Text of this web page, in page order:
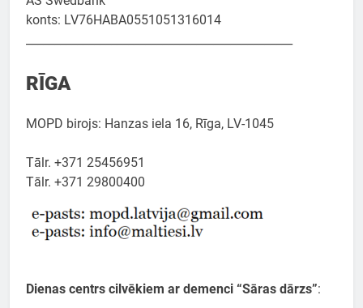
konts: LV76HABA0551051316014
RĪGA
MOPD birojs: Hanzas iela 16, Rīga, LV-1045
Tālr. +371 25456951
Tālr. +371 29800400
Dienas centrs cilvēkiem ar demenci “Sāras dārzs”: